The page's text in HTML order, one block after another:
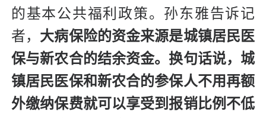
的基本公共福利政策。孙东雅告诉记
者， 大病保险的资金来源是城镇居民医
保与新农合的结余资金。换句话说，城
镇居民医保和新农合的参保人不用再额
外缴纳保费就可以享受到报销比例不低